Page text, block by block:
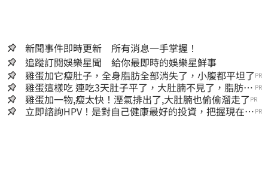
新聞事件即時更新 所有消息一手掌握！
追蹤訂閱娛樂星聞 給你最即時的娛樂星鮮事
雞蛋加它瘦肚子，全身脂肪全部消失了，小腹都平坦了 PR
雞蛋這樣吃 連吃3天肚子平了，大肚腩不見了，脂肪沒
了！
PR
雞蛋加一物,瘦太快！溼氣排出了,大肚腩也偷偷溜走了 PR
立即諮詢HPV！是對自己健康最好的投資，把握現在不 PR